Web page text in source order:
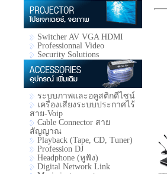
Switcher AV VGA HDMI
Professionnal Video
Security Solutions
ระบบภาพและอคูสติกดีไซน์
เครื่องเสียงระบบประกาศไร้
สาย-Voip
Cable Connector สาย
สัญญาณ
Playback (Tape, CD, Tuner)
Profession DJ
Headphone (หูฟัง)
Digital Network Link